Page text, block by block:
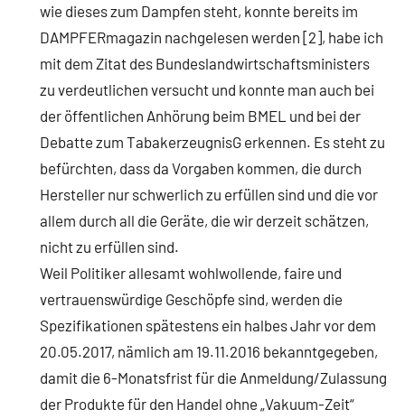
wie dieses zum Dampfen steht, konnte bereits im
DAMPFERmagazin nachgelesen werden [2], habe ich
mit dem Zitat des Bundeslandwirtschaftsministers
zu verdeutlichen versucht und konnte man auch bei
der öffentlichen Anhörung beim BMEL und bei der
Debatte zum TabakerzeugnisG erkennen. Es steht zu
befürchten, dass da Vorgaben kommen, die durch
Hersteller nur schwerlich zu erfüllen sind und die vor
allem durch all die Geräte, die wir derzeit schätzen,
nicht zu erfüllen sind.
Weil Politiker allesamt wohlwollende, faire und
vertrauenswürdige Geschöpfe sind, werden die
Spezifikationen spätestens ein halbes Jahr vor dem
20.05.2017, nämlich am 19.11.2016 bekanntgegeben,
damit die 6-Monatsfrist für die Anmeldung/Zulassung
der Produkte für den Handel ohne „Vakuum-Zeit“